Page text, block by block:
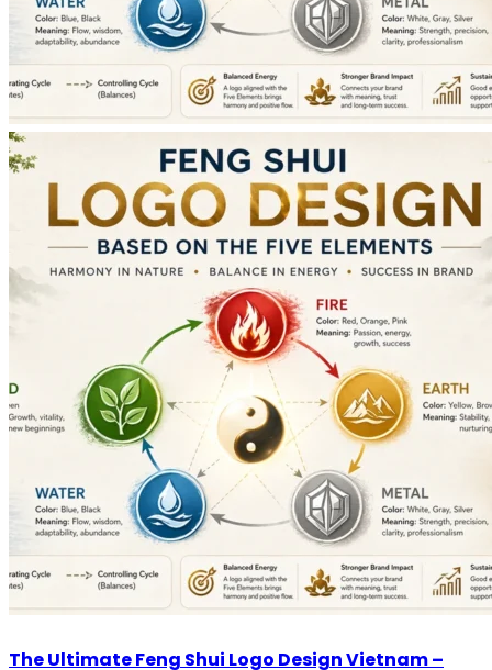
The Ultimate Feng Shui Logo Design Vietnam –